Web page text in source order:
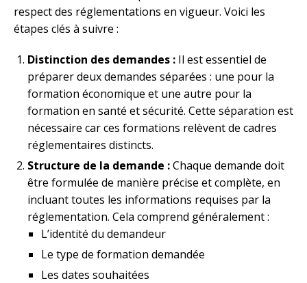
respect des réglementations en vigueur. Voici les
étapes clés à suivre :
Distinction des demandes : Il est essentiel de
préparer deux demandes séparées : une pour la
formation économique et une autre pour la
formation en santé et sécurité. Cette séparation est
nécessaire car ces formations relèvent de cadres
réglementaires distincts.
Structure de la demande :Chaque demande doit
être formulée de manière précise et complète, en
incluant toutes les informations requises par la
réglementation. Cela comprend généralement :
L’identité du demandeur
Le type de formation demandée
Les dates souhaitées